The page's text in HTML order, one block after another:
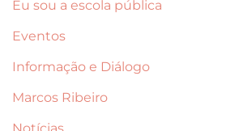
Eu sou a escola pública
Eventos
Informação e Diálogo
Marcos Ribeiro